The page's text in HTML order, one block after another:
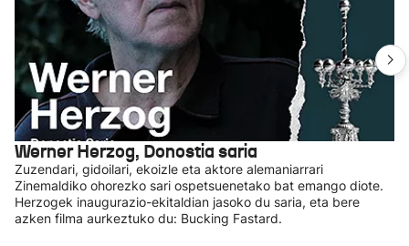
Werner Herzog, Donostia saria
Zuzendari, gidoilari, ekoizle eta aktore alemaniarrari
Zinemaldiko ohorezko sari ospetsuenetako bat emango diote.
Herzogek inaugurazio-ekitaldian jasoko du saria, eta bere
azken filma aurkeztuko du: Bucking Fastard.